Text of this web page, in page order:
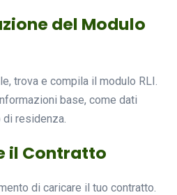
del Modulo
trova e compila il modulo RLI.
base, come dati
residenza.
il Contratto
di caricare il tuo contratto.